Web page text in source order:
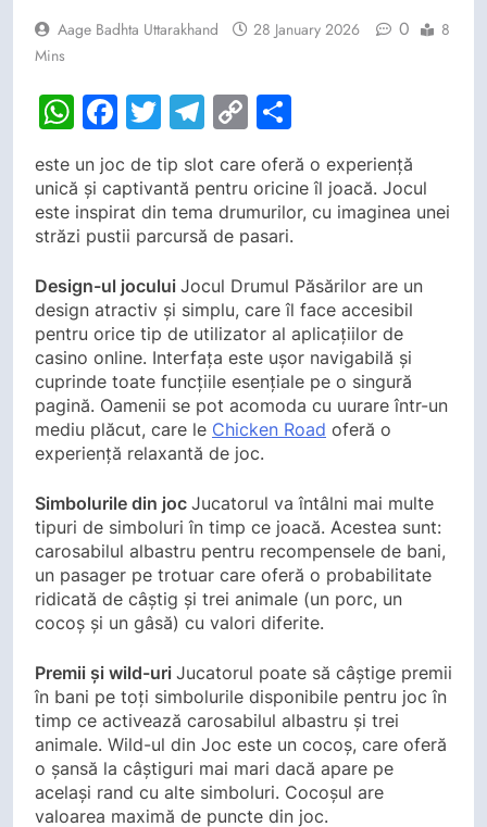
Aage Badhta Uttarakhand 28 January 2026 0
8
Mins
WhatsApp
Facebook
Twitter
Telegram
Copy
Link
este un joc de tip slot care oferă o experiență
unică și captivantă pentru oricine îl joacă. Jocul
este inspirat din tema drumurilor, cu imaginea unei
străzi pustii parcursă de pasari.
Design-ul jocului Jocul Drumul Păsărilor are un
design atractiv și simplu, care îl face accesibil
pentru orice tip de utilizator al aplicațiilor de
casino online. Interfața este ușor navigabilă și
cuprinde toate funcțiile esențiale pe o singură
pagină. Oamenii se pot acomoda cu uurare într-un
mediu plăcut, care le Chicken Road oferă o
experiență relaxantă de joc.
Simbolurile din joc Jucatorul va întâlni mai multe
tipuri de simboluri în timp ce joacă. Acestea sunt:
carosabilul albastru pentru recompensele de bani,
un pasager pe trotuar care oferă o probabilitate
ridicată de câștig și trei animale (un porc, un
cocoș și un gâsă) cu valori diferite.
Premii și wild-uri Jucatorul poate să câștige premii
în bani pe toți simbolurile disponibile pentru joc în
timp ce activează carosabilul albastru și trei
animale. Wild-ul din Joc este un cocoș, care oferă
o șansă la câștiguri mai mari dacă apare pe
același rand cu alte simboluri. Cocoșul are
valoarea maximă de puncte din joc.